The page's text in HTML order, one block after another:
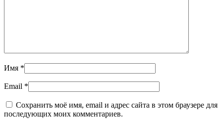
Имя *
Email *
Сохранить моё имя, email и адрес сайта в этом браузере для
последующих моих комментариев.